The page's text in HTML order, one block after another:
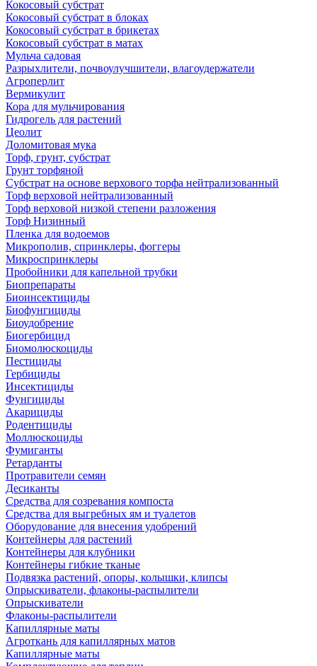
Кокосовый субстрат
Кокосовый субстрат в блоках
Кокосовый субстрат в брикетах
Кокосовый субстрат в матах
Мульча садовая
Разрыхлители, почвоулучшители, влагоудержатели
Агроперлит
Вермикулит
Кора для мульчирования
Гидрогель для растений
Цеолит
Доломитовая мука
Торф, грунт, субстрат
Грунт торфяной
Субстрат на основе верхового торфа нейтрализованный
Торф верховой нейтрализованный
Торф верховой низкой степени разложения
Торф Низинный
Пленка для водоемов
Микрополив, спринклеры, фоггеры
Микроспринклеры
Пробойники для капельной трубки
Биопрепараты
Биоинсектициды
Биофунгициды
Биоудобрение
Биогербицид
Биомолюскоциды
Пестициды
Гербициды
Инсектициды
Фунгициды
Акарициды
Родентициды
Моллюскоциды
Фумиганты
Ретарданты
Протравители семян
Десиканты
Средства для созревания компоста
Средства для выгребных ям и туалетов
Оборудование для внесения удобрений
Контейнеры для растений
Контейнеры для клубники
Контейнеры гибкие тканые
Подвязка растений, опоры, колышки, клипсы
Опрыскиватели, флаконы-распылители
Опрыскиватели
Флаконы-распылители
Капиллярные маты
Агроткань для капиллярных матов
Капиллярные маты